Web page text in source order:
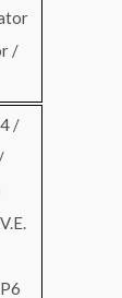
/
/